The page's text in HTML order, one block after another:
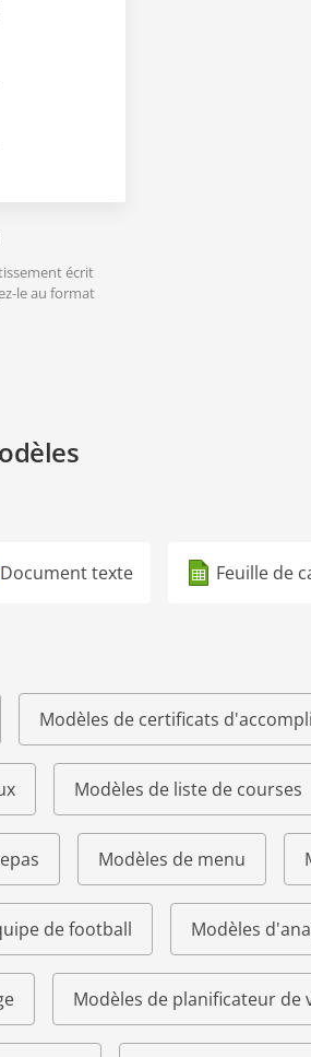
écrit
le au format
Document texte Feuille de
Modèles de certificats
Modèles de liste de courses
Modèles de menu
de football Modèles
Modèles de planificateur de